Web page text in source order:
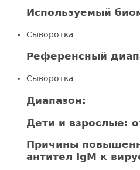
Используемый
Сыворотка
Референсный
Сыворотка
Диапазон:
Дети и взрослые:
Причины
антител IgM к